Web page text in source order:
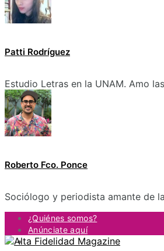
Patti Rodríguez
Estudio Letras en la UNAM. Amo
Roberto Fco. Ponce
Sociólogo y periodista amante de
¿Quiénes somos?
Anúnciate aquí
Contacto